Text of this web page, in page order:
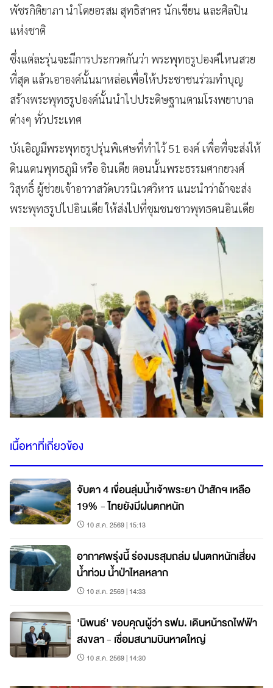
พัชรกิติยาภา นำโดยอรสม สุทธิสาคร นักเขียน และศิลปิน
แห่งชาติ
ซึ่งแต่ละรุ่นจะมีการประกวดกันว่า พระพุทธรูปองค์ไหนสวย
ที่สุด แล้วเอาองค์นั้นมาหล่อเพื่อให้ประชาชนร่วมทำบุญ
สร้างพระพุทธรูปองค์นั้นนำไปประดิษฐานตามโรงพยาบาล
ต่างๆ ทั่วประเทศ
บังเอิญมีพระพุทธรูปรุ่นพิเศษที่ทำไว้ 51 องค์ เพื่อที่จะส่งให้
ดินแดนพุทธภูมิ หรือ อินเดีย ตอนนั้นพระธรรมศากยวงศ์
วิสุทธิ์ ผู้ช่วยเจ้าอาวาสวัดบวรนิเวศวิหาร แนะนำว่าถ้าจะส่ง
พระพุทธรูปไปอินเดีย ให้ส่งไปที่ชุมชนชาวพุทธคนอินเดีย
เนื้อหาที่เกี่ยวข้อง
จับตา 4 เขื่อนลุ่มน้ำเจ้าพระยา ป่าสักฯ เหลือ
19% - ไทยยังมีฝนตกหนัก
10 ส.ค. 2569 | 15:13
อากาศพรุ่งนี้ ร่องมรสุมถล่ม ฝนตกหนักเสี่ยง
น้ำท่วม น้ำป่าไหลหลาก
10 ส.ค. 2569 | 14:33
'นิพนธ์' ขอบคุณผู้ว่า รฟม. เดินหน้ารถไฟฟ้า
สงขลา - เชื่อมสนามบินหาดใหญ่
10 ส.ค. 2569 | 14:30